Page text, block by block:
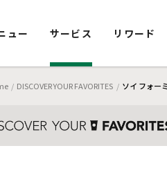
ュー サービス リワード
DISCOVER YOUR FAVORITES ソイ フォー